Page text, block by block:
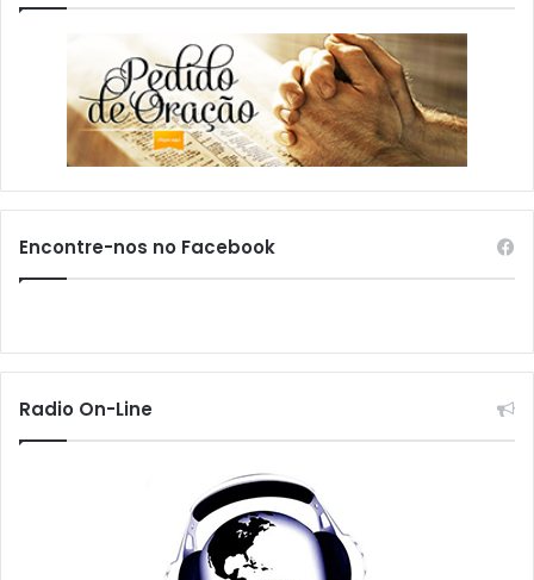
Encontre-nos no Facebook
Radio On-Line